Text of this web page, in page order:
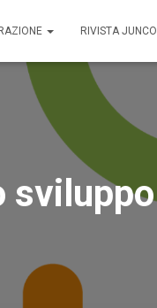
RIVISTA JUNCO
sviluppo